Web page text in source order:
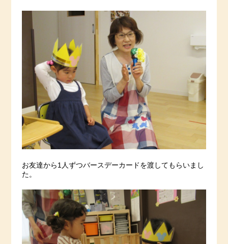
お友達から1人ずつバースデーカードを渡してもらいまし
た。